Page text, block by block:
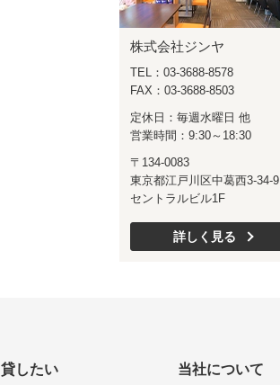
株式会社ジンヤ
TEL：03-3688-8578
FAX：03-3688-8503
定休日：毎週水曜日 他
営業時間：9:30～18:30
〒134-0083
東京都江戸川区中葛西3-34-9
セントラルビル1F
詳しく見る
貸したい 当社について